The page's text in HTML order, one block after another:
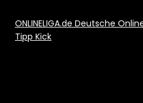
ONLINELIGA.de Deutsche
Tipp Kick